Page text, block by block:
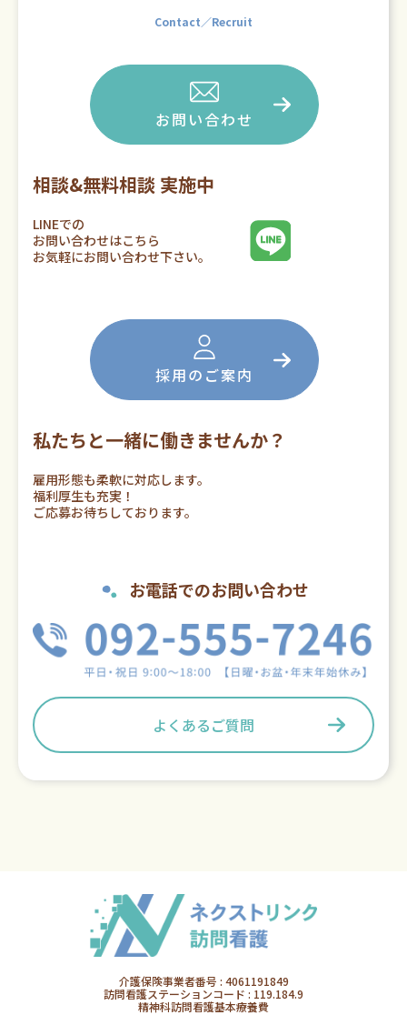
Contact／Recruit
お問い合わせ
相談&無料相談 実施中
LINEでの
お問い合わせはこちら
お気軽にお問い合わせ下さい。
採用のご案内
私たちと一緒に働きませんか？
雇用形態も柔軟に対応します。
福利厚生も充実！
ご応募お待ちしております。
お電話でのお問い合わせ
よくあるご質問
介護保険事業者番号 : 4061191849
訪問看護ステーションコード : 119.184.9
精神科訪問看護基本療養費